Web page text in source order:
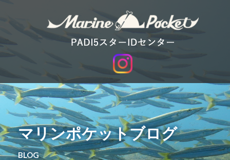
マリンポケットブログ
BLOG